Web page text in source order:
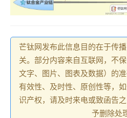
芒钛网发布此信息目的在于传
关。部分内容来自互联网，不
文字、图片、图表及数据）的
有效性、及时性、原创性等，
识产权，请及时来电或致函告
予删除处